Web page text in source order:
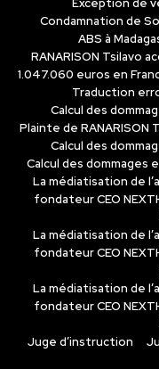
Condamnation de
ABS à
RANARISON Tsilavo
1.047.060 euros en
Traduction
Calcul des
Plainte de RANARISON
Calcul des
Calcul des
La médiatisation de
fondateur CEO
La médiatisation de
fondateur CEO
La médiatisation de
fondateur CEO
Juge d’instruction